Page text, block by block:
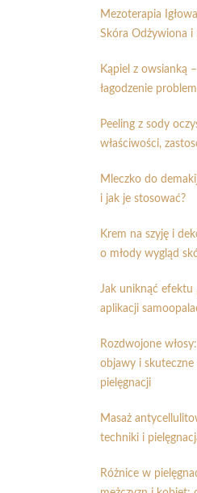
Mezoterapia
Skóra Odżywiona i
Kąpiel z owsianką
łagodzenie
Peeling z sody
właściwości,
Mleczko do
i jak je stosować?
Krem na szyję i
o młody wygląd
Jak uniknąć efektu
aplikacji
Rozdwojone
objawy i skuteczne
pielęgnacji
Masaż
techniki i
Różnice w